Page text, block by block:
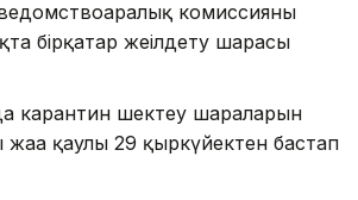
комиссияның
бірқатар жеңілдету шарасы
карантин шектеу шараларын
жаңа қаулы 29 қыркүйектен бастап